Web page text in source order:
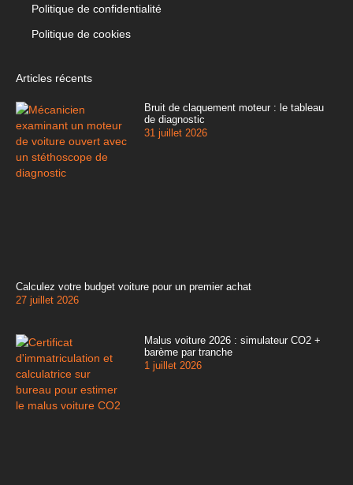
Politique de confidentialité
Politique de cookies
Articles récents
Bruit de claquement moteur : le tableau
de diagnostic
31 juillet 2026
Calculez votre budget voiture pour un premier achat
27 juillet 2026
Malus voiture 2026 : simulateur CO2 +
barème par tranche
1 juillet 2026